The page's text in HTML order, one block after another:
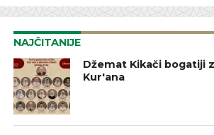
NAJČITANIJE
Džemat Kikači bogatiji
Kur'ana